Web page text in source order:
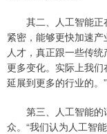
其二、人工智能正
紧密，能够更快加速
人才，真正跟一些传
更多变化。实际上我
延展到更多的行业的。”
第三、人工智能的
众。“我们认为人工智